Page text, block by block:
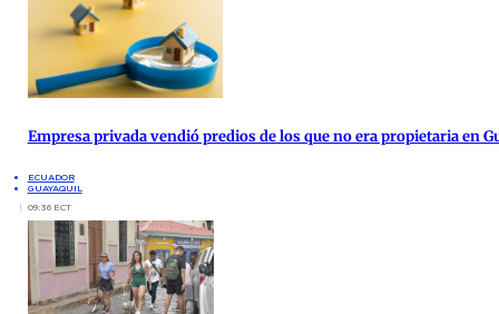
Empresa privada vendió predios de los que no era propietaria en
ECUADOR
GUAYAQUIL
09:36 ECT